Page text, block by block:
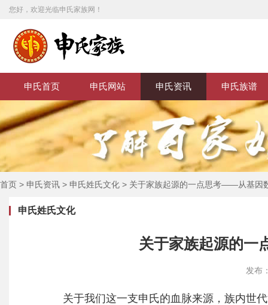
您好，欢迎光临申氏家族网！
申氏首页 申氏网站 申氏资讯 申氏族谱
首页 > 申氏资讯 > 申氏姓氏文化 > 关于家族起源的一点思考——从基因
申氏姓氏文化
关于家族起源的
发布
关于我们这一支申氏的血脉来源，族内世